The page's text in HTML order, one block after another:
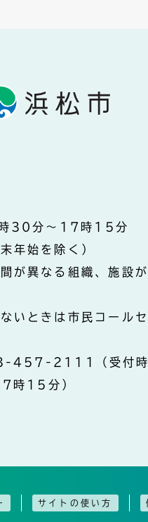
30分～17時15分
年始を除く）
が異なる組織、施設が
いときは市民コールセ
457-2111（受付時
時15分）
サイトの使い方